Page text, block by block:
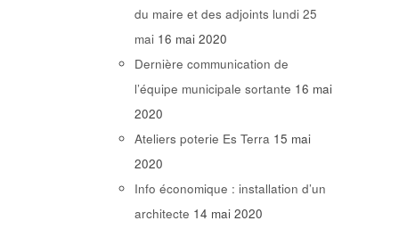
du maire et des adjoints lundi 25
mai 16 mai 2020
Dernière communication de
l’équipe municipale sortante 16 mai
2020
Ateliers poterie Es Terra 15 mai
2020
Info économique : installation d’un
architecte 14 mai 2020